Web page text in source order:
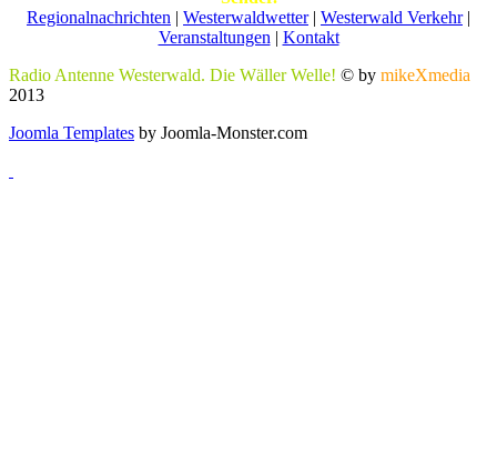
Regionalnachrichten | Westerwaldwetter| Westerwald Verkehr|
Veranstaltungen | Kontakt
Radio Antenne Westerwald. Die Wäller Welle! © by mikeXmedia
2013
Joomla Templates by Joomla-Monster.com